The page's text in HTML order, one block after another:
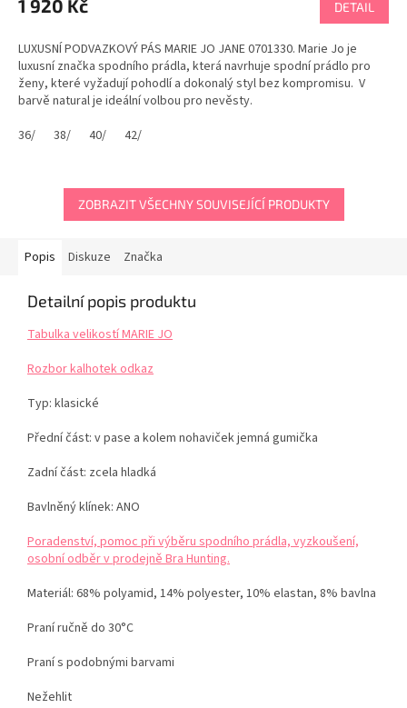
1 920 Kč DETAIL
LUXUSNÍ PODVAZKOVÝ PÁS MARIE JO JANE 0701330. Marie Jo je
luxusní značka spodního prádla, která navrhuje spodní prádlo pro
ženy, které vyžadují pohodlí a dokonalý styl bez kompromisu. V
barvě natural je ideální volbou pro nevěsty.
36/
38/ 40/ 42/
ZOBRAZIT VŠECHNY SOUVISEJÍCÍ PRODUKTY
Popis Diskuze Značka
Detailní popis produktu
Tabulka velikostí MARIE JO
Rozbor kalhotekodkaz
Typ: klasické
Přední část: v pase a kolem nohaviček jemná gumička
Zadní část: zcela hladká
Bavlněný klínek: ANO
Poradenství, pomoc při výběru spodního prádla, vyzkoušení,
osobní odběr v prodejně Bra Hunting.
Materiál: 68% polyamid, 14% polyester, 10% elastan, 8% bavlna
Praní ručně do 30°C
Praní s podobnými barvami
Nežehlit